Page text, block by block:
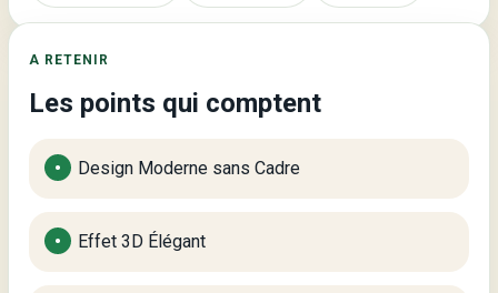
A RETENIR
Les points qui comptent
Design Moderne sans Cadre
Effet 3D Élégant